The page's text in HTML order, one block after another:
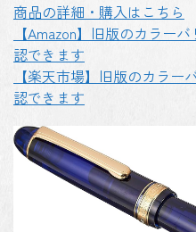
商品の詳細・購入はこちら
【Amazon】旧版のカラー
認できます
【楽天市場】旧版のカラ
認できます